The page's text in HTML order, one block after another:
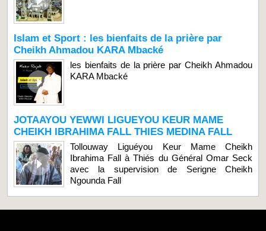
Islam et Sport : les bienfaits de la prière par
Cheikh Ahmadou KARA Mbacké
les bienfaits de la prière par Cheikh Ahmadou
KARA Mbacké
JOTAAYOU YEWWI LIGUEYOU KEUR MAME
CHEIKH IBRAHIMA FALL THIES MEDINA FALL
Tollouway Liguéyou Keur Mame Cheikh
Ibrahima Fall à Thiés du Général Omar Seck
avec la supervision de Serigne Cheikh
Ngounda Fall